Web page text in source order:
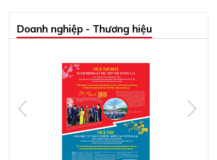
Doanh nghiệp - Thương hiệu